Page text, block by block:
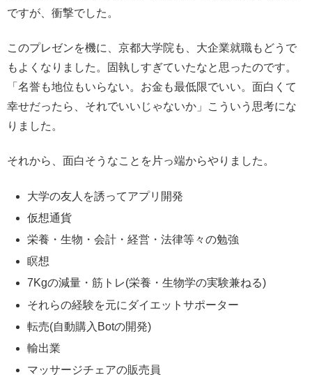
ですが、衝撃でした。
このプレゼンを機に、京都大学院も、大企業就職もどうで
もよくなりました。固執しすぎていたなと思ったのです。
「名誉も地位もいらない。お金も最低限でいい。面白くて
幸せだったら、それでいいじゃないか」こういう思考にな
りました。
それから、面白そうなことを片っ端からやりました。
大学の友人を誘ってアプリ開発
仮想通貨
栄養・生物・会計・経営・法律等々の勉強
瞑想
7Kgの減量・筋トレ(栄養・生物学の実験兼ねる)
それらの経験を元にダイエットサポーター
転売(自動購入Botの開発)
輸出業
マッサージチェアの販売員